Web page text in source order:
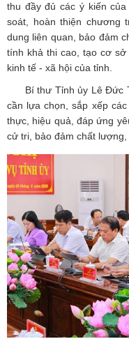
thu đầy đủ các ý kiến
soát, hoàn thiện chương
dung liên quan, bảo đảm
tính khả thi cao, tạo cơ
kinh tế - xã hội của tỉnh.
Bí thư Tỉnh ủy Lê Đức
cần lựa chọn, sắp xếp
thực, hiệu quả, đáp ứng
cử tri, bảo đảm chất lượng,